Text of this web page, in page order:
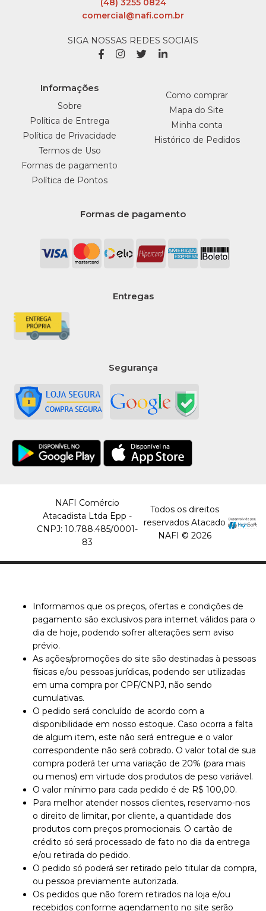
(48) 3255 0824
comercial@nafi.com.br
SIGA NOSSAS REDES SOCIAIS
Informações
Sobre
Política de Entrega
Política de Privacidade
Termos de Uso
Formas de pagamento
Política de Pontos
Como comprar
Mapa do Site
Minha conta
Histórico de Pedidos
Formas de pagamento
Entregas
Segurança
NAFI Comércio
Atacadista Ltda Epp -
CNPJ: 10.788.485/0001-
83
Todos os direitos
reservados Atacado
NAFI © 2026
Informamos que os preços, ofertas e condições de
pagamento são exclusivos para internet válidos para o
dia de hoje, podendo sofrer alterações sem aviso
prévio.
As ações/promoções do site são destinadas à pessoas
físicas e/ou pessoas jurídicas, podendo ser utilizadas
em uma compra por CPF/CNPJ, não sendo
cumulativas.
O pedido será concluído de acordo com a
disponibilidade em nosso estoque. Caso ocorra a falta
de algum item, este não será entregue e o valor
correspondente não será cobrado. O valor total de sua
compra poderá ter uma variação de 20% (para mais
ou menos) em virtude dos produtos de peso variável.
O valor mínimo para cada pedido é de R$ 100,00.
Para melhor atender nossos clientes, reservamo-nos
o direito de limitar, por cliente, a quantidade dos
produtos com preços promocionais. O cartão de
crédito só será processado de fato no dia da entrega
e/ou retirada do pedido.
O pedido só poderá ser retirado pelo titular da compra,
ou pessoa previamente autorizada.
Os pedidos que não forem retirados na loja e/ou
recebidos conforme agendamento no site serão